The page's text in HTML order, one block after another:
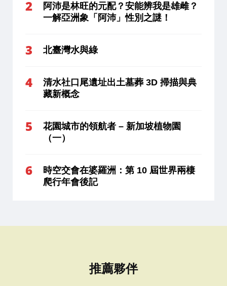
阿沛是林旺的元配？安能辨我是雄雌？
一解亞洲象「阿沛」性別之謎！
北臺灣水與綠
清水社口尾遺址出土墓葬 3D 掃描與典
藏新概念
花園城市的領航者 – 新加坡植物園
（一）
時空交會在婆羅洲：第 10 屆世界兩棲
爬行年會後記
推薦夥伴